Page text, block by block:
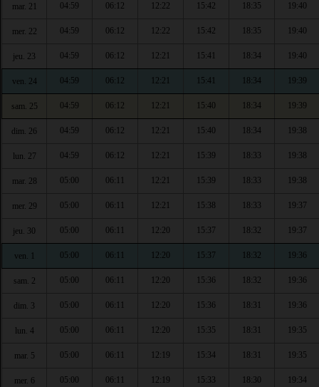
mar. 21 04:59 06:12 12:22 15:42 18:35 19:40
mer. 22 04:59 06:12 12:22 15:42 18:35 19:40
jeu. 23 04:59 06:12 12:21 15:41 18:34 19:40
ven. 24 04:59 06:12 12:21 15:41 18:34 19:39
sam. 25 04:59 06:12 12:21 15:40 18:34 19:39
dim. 26 04:59 06:12 12:21 15:40 18:34 19:38
lun. 27 04:59 06:12 12:21 15:39 18:33 19:38
mar. 28 05:00 06:11 12:21 15:39 18:33 19:38
mer. 29 05:00 06:11 12:21 15:38 18:33 19:37
jeu. 30 05:00 06:11 12:20 15:37 18:32 19:37
ven. 1 05:00 06:11 12:20 15:37 18:32 19:36
sam. 2 05:00 06:11 12:20 15:36 18:32 19:36
dim. 3 05:00 06:11 12:20 15:36 18:31 19:36
lun. 4 05:00 06:11 12:20 15:35 18:31 19:35
mar. 5 05:00 06:11 12:19 15:34 18:31 19:35
mer. 6 05:00 06:11 12:19 15:33 18:30 19:34